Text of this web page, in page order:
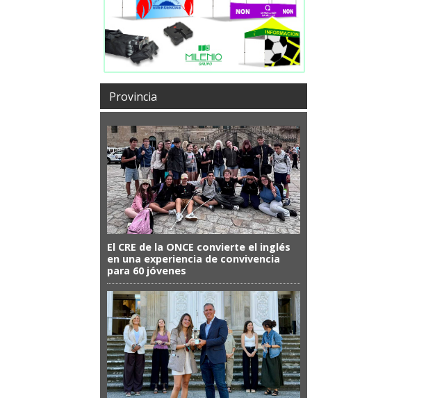
Provincia
El CRE de la ONCE convierte el inglés
en una experiencia de convivencia
para 60 jóvenes